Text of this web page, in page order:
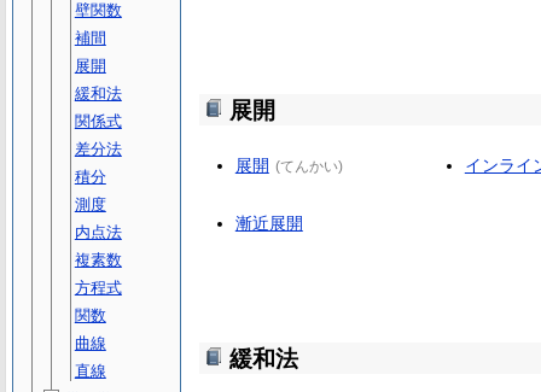
展開
展開 (てんかい) インライ
漸近展開
緩和法
壁関数
補間
展開
緩和法
関係式
差分法
積分
測度
内点法
複素数
方程式
関数
曲線
直線